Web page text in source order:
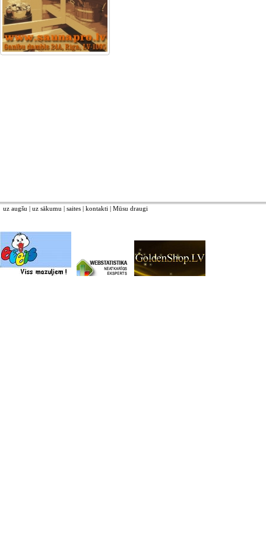
uz augšu | uz sākumu | saites | kontakti | Mūsu draugi